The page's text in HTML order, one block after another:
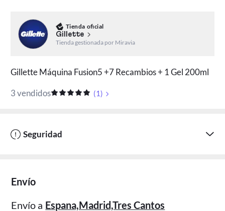
Tienda oficial
Gillette
Tienda gestionada por Miravia
Gillette Máquina Fusion5 +7 Recambios + 1 Gel 200ml
3 vendidos
(1)
Seguridad
Envío
Envío a Espana,Madrid,Tres Cantos